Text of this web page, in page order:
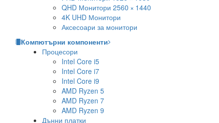
QHD Монитори 2560 × 1440
4K UHD Монитори
Аксесоари за монитори
Компютърни компоненти
Процесори
Intel Core i5
Intel Core i7
Intel Core i9
AMD Ryzen 5
AMD Ryzen 7
AMD Ryzen 9
Дънни платки